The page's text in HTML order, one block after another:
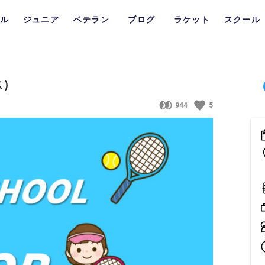
ジュニア ベテラン ブログ ラケット スクール
944 5